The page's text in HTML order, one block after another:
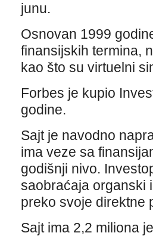
junu.
Osnovan 1999
finansijskih termina,
kao što su virtuelni
Forbes je kupio
godine.
Sajt je navodno
ima veze sa
godišnji nivo.
saobraćaja organski
preko svoje direktne
Sajt ima 2,2 miliona